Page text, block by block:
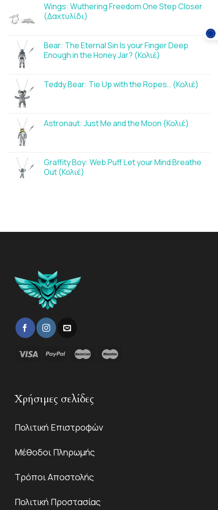
Wings: Wuthering Freedom One Step Closer
(Δαχτυλίδι)
Bear: The Eternal Sin Is your Finger Deep
Enough in the Honey Jar? (Κολιέ)
Teddy Bear: Tie Up with the Ropes… (Κολιέ)
Astronaut: Just Me and the Moon (Κολιέ)
Graffity Boy: Web Puff Let your Mind Breathe
Out (Κολιέ)
Χρήσιμες σελίδες
Πολιτική Επιστροφών
Μέθοδοι Πληρωμής
Τρόποι Αποστολής
Πολιτική Προστασίας